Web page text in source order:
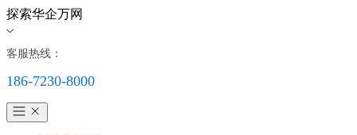
探索华企万网
客服热线：
186-7230-8000